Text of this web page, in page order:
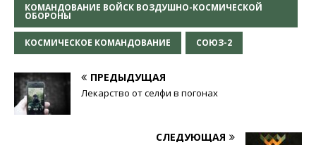
КОМАНДОВАНИЕ ВОЙСК ВОЗДУШНО-КОСМИЧЕСКОЙ
ОБОРОНЫ
КОСМИЧЕСКОЕ КОМАНДОВАНИЕ СОЮЗ-2
ПРЕДЫДУЩАЯ
Лекарство от селфи в погонах
СЛЕДУЮЩАЯ